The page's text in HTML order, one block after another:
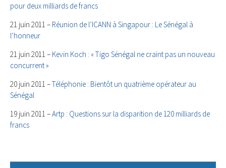
pour deux milliards de francs
21 juin 2011 – Réunion de l’ICANN à Singapour : Le Sénégal à
l’honneur
21 juin 2011 – Kevin Koch : « Tigo Sénégal ne craint pas un nouveau
concurrent »
20 juin 2011 –Téléphonie : Bientôt un quatrième opérateur au
Sénégal
19 juin 2011 –Artp : Questions sur la disparition de 120 milliards de
francs